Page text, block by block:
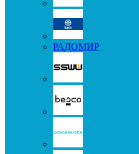
РАДОМИР